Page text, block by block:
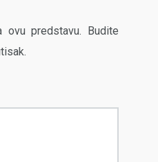
ovu predstavu. Budite